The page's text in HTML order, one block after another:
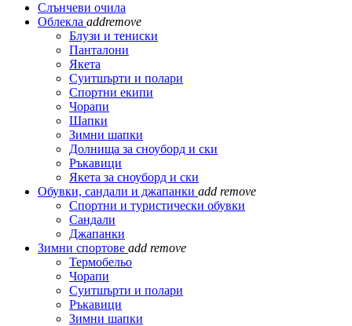
Слънчеви очила
Облекла addremove
Блузи и тениски
Панталони
Якета
Суитшърти и полари
Спортни екипи
Чорапи
Шапки
Зимни шапки
Долнища за сноуборд и ски
Ръкавици
Якета за сноуборд и ски
Обувки, сандали и джапанки add remove
Спортни и туристически обувки
Сандали
Джапанки
Зимни спортове add remove
Термобельо
Чорапи
Суитшърти и полари
Ръкавици
Зимни шапки